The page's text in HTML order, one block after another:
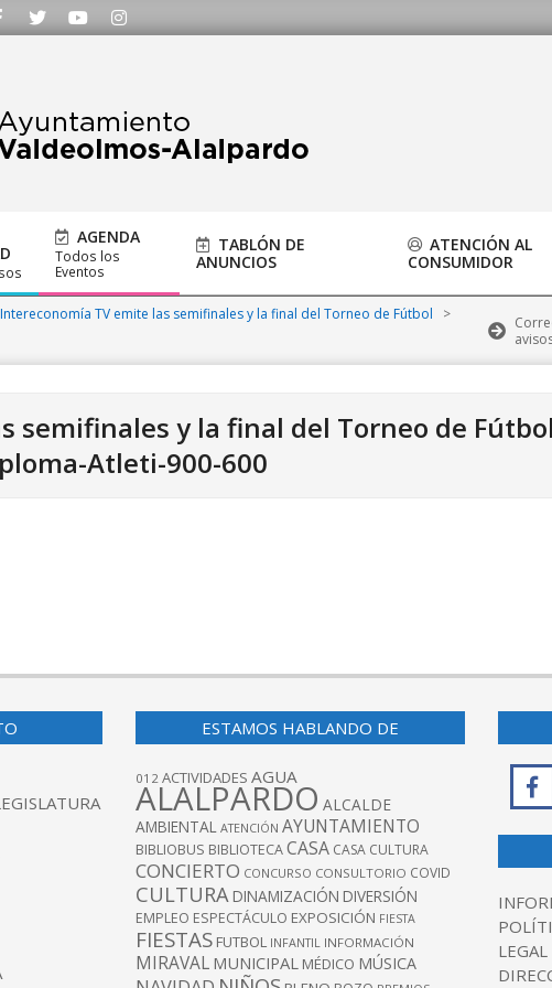
escríbenos a ayuntamiento@alalpardo.org
AGENDA
Todos los
Eventos
TABLÓN DE
ANUNCIOS
ATENCIÓN AL
CONSUMIDOR
Intereconomía TV emite las semifinales y la final del Torneo de Fútbol
>
semifinales y la final del Torneo de
Atleti-900-600
ESTAMOS HABLANDO DE
012 ACTIVIDADES AGUA
ALALPARDO ALCALDE
AMBIENTAL ATENCIÓN AYUNTAMIENTO
BIBLIOBUS BIBLIOTECACASA CASA CULTURA
CONCIERTO CONCURSO CONSULTORIO COVID
CULTURA DINAMIZACIÓN DIVERSIÓN
EMPLEO ESPECTÁCULO EXPOSICIÓN FIESTA
FIESTAS FUTBOL INFANTIL INFORMACIÓN
MIRAVAL MUNICIPAL MÉDICO MÚSICA
LEGAL